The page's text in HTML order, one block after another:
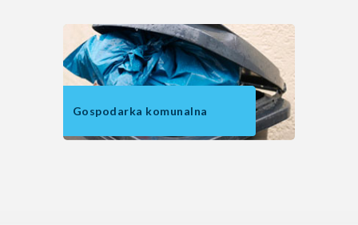
Gospodarka komunalna